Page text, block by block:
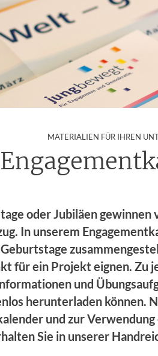
MATERIALIEN FÜR IHREN
oder Jubiläen
In unserem
für ein Projekt eignen. Zu
und
herunterladen können.
und zur
Sie in unserer